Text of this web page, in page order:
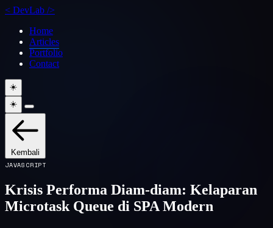
< DevLab />
Home
Articles
Portfolio
Contact
☀️
☀️
Kembali
JAVASCRIPT
Krisis Performa Diam-diam: Kelaparan
Microtask Queue di SPA Modern